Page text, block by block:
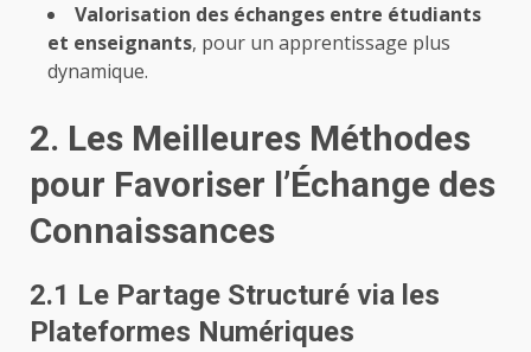
Valorisation des échanges entre étudiants
et enseignants, pour un apprentissage plus
dynamique.
2. Les Meilleures Méthodes
pour Favoriser l’Échange des
Connaissances
2.1 Le Partage Structuré via les
Plateformes Numériques